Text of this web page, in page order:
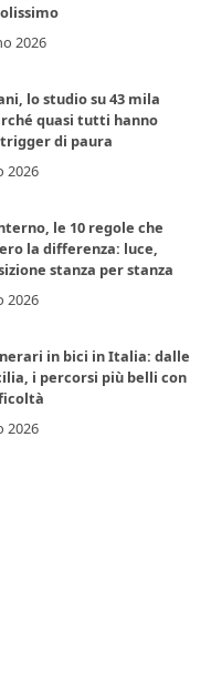
2026
lo studio su 43 mila
quasi tutti hanno
di paura
2026
le 10 regole che
la differenza: luce,
stanza per stanza
2026
in bici in Italia: dalle
i percorsi più belli con
2026